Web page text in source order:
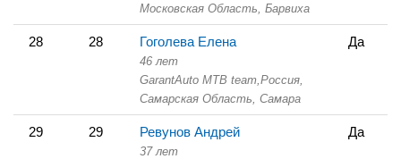
Московская Область, Барвиха
28 28 Гоголева Елена
46 лет
GarantAuto MTB team, Россия,
Самарская Область, Самара
Да
29 29 Ревунов Андрей
37 лет
Да